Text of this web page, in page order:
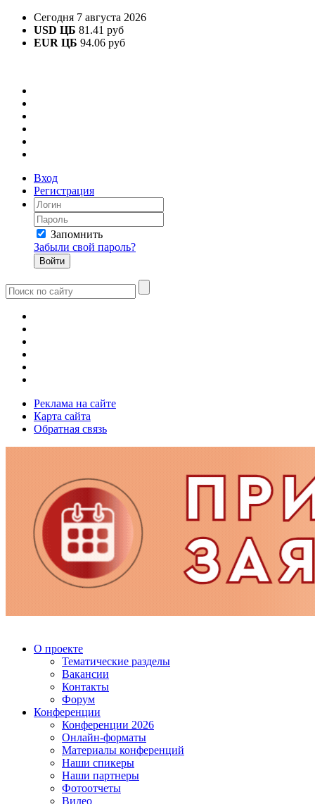
Сегодня 7 августа 2026
USD ЦБ 81.41 руб
EUR ЦБ 94.06 руб
Вход
Регистрация
Запомнить
Забыли свой пароль?
Реклама на сайте
Карта сайта
Обратная связь
О проекте
Тематические разделы
Вакансии
Контакты
Форум
Конференции
Конференции 2026
Онлайн-форматы
Материалы конференций
Наши спикеры
Наши партнеры
Фотоотчеты
Видео